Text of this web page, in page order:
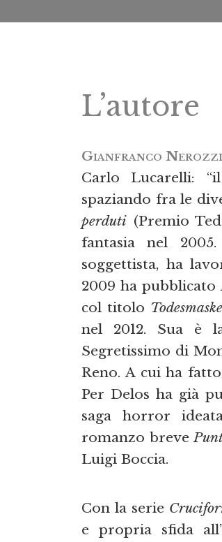
L’autore
Gianfranco Nerozzi
Carlo Lucarelli:
spaziando fra le
perduti (Premio
fantasia nel
soggettista, ha
2009 ha pubblicato
col titolo Todesmaske
nel 2012. Sua è
Segretissimo di
Reno. A cui ha
Per Delos ha già
saga horror
romanzo breve
Luigi Boccia.
Con la serie
e propria sfida